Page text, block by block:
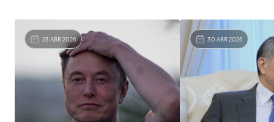
23 ABR 2026 30 ABR 2026